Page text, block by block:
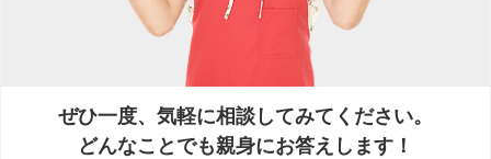
ぜひ一度、気軽に相談してみてください。
どんなことでも親身にお答えします！